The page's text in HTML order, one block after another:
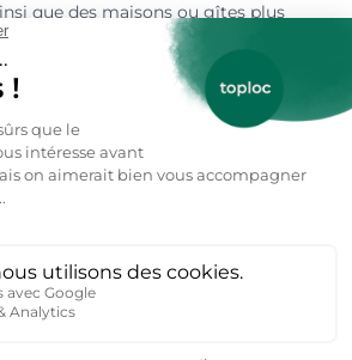
que des maisons ou gîtes plus
ou les groupes d'amis. La
disposent de 1 à 4 chambres
communs agréables, comme un
location vacances à Gray en
agréable toute l'année :
le long de la Saône, visite des jardins